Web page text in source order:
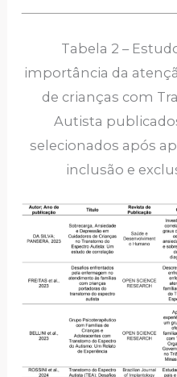
Tabela 2 –
importância da
de crianças com
Autista
selecionados após
inclusão e